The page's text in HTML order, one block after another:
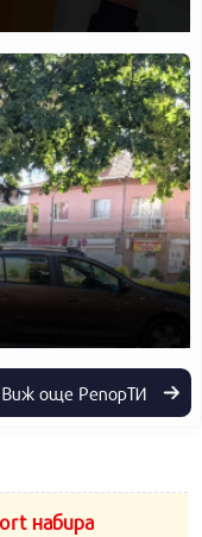
Виж още РепорТИ
набира